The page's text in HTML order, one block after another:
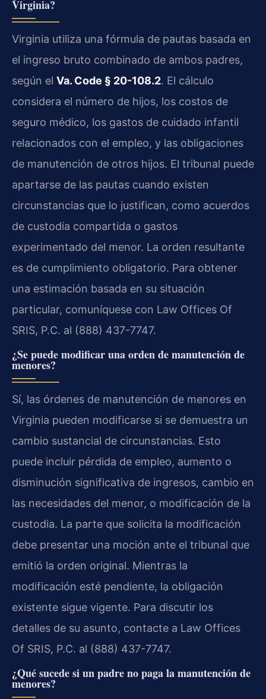
Virginia?
Virginia utiliza una fórmula de pautas basada en
el ingreso bruto combinado de ambos padres,
según el Va. Code § 20-108.2. El cálculo
considera el número de hijos, los costos de
seguro médico, los gastos de cuidado infantil
relacionados con el empleo, y las obligaciones
de manutención de otros hijos. El tribunal puede
apartarse de las pautas cuando existen
circunstancias que lo justifican, como acuerdos
de custodia compartida o gastos
experimentado del menor. La orden resultante
es de cumplimiento obligatorio. Para obtener
una estimación basada en su situación
particular, comuníquese con Law Offices Of
SRIS, P.C. al (888) 437-7747.
¿Se puede modificar una orden de manutención de
menores?
Sí, las órdenes de manutención de menores en
Virginia pueden modificarse si se demuestra un
cambio sustancial de circunstancias. Esto
puede incluir pérdida de empleo, aumento o
disminución significativa de ingresos, cambio en
las necesidades del menor, o modificación de la
custodia. La parte que solicita la modificación
debe presentar una moción ante el tribunal que
emitió la orden original. Mientras la
modificación esté pendiente, la obligación
existente sigue vigente. Para discutir los
detalles de su asunto, contacte a Law Offices
Of SRIS, P.C. al (888) 437-7747.
¿Qué sucede si un padre no paga la manutención de
menores?